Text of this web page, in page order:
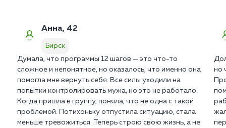
Анна, 42
Бирск
Думала, что программы 12 шагов — это что-то
сложное и непонятное, но оказалось, что именно она
помогла мне вернуть себя. Все силы уходили на
попытки контролировать мужа, но это не работало.
Когда пришла в группу, поняла, что не одна с такой
проблемой. Потихоньку отпустила ситуацию, стала
меньше тревожиться. Теперь строю свою жизнь, а не
но